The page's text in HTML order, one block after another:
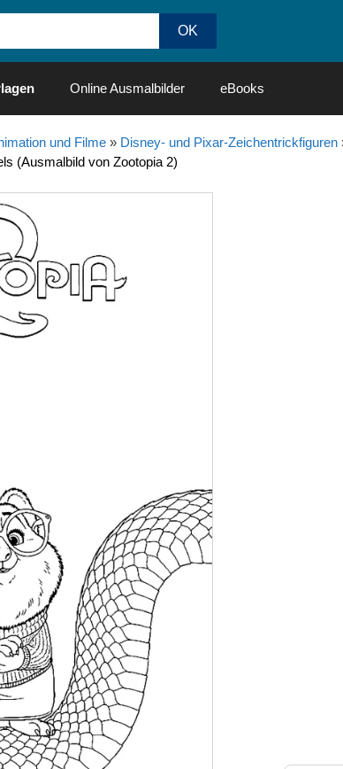
Online Ausmalbilder eBooks
und Filme» Disney- und Pixar-Zeichentrickfiguren
(Ausmalbild von Zootopia 2)